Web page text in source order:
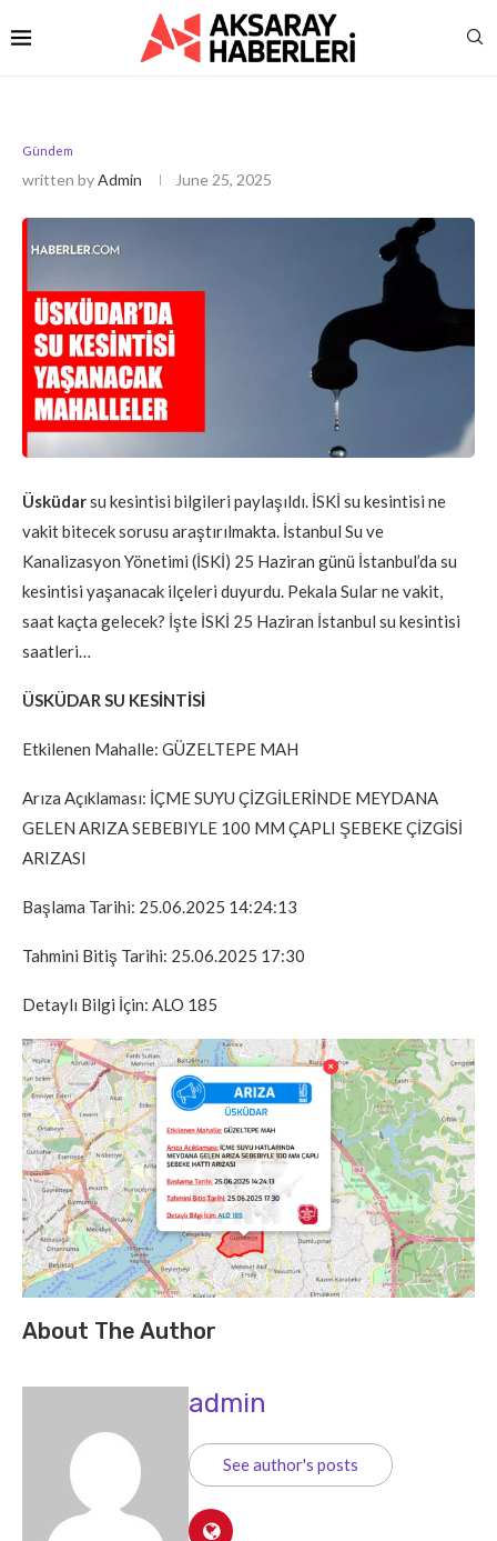
Gündem
written byAdmin June 25, 2025
Üsküdarsu kesintisi bilgileri paylaşıldı. İSKİ su kesintisi ne
vakit bitecek sorusu araştırılmakta. İstanbul Su ve
Kanalizasyon Yönetimi (İSKİ) 25 Haziran günü İstanbul’da su
kesintisi yaşanacak ilçeleri duyurdu. Pekala Sular ne vakit,
saat kaçta gelecek? İşte İSKİ 25 Haziran İstanbul su kesintisi
saatleri…
ÜSKÜDAR SU KESİNTİSİ
Etkilenen Mahalle: GÜZELTEPE MAH
Arıza Açıklaması: İÇME SUYU ÇİZGİLERİNDE MEYDANA
GELEN ARIZA SEBEBIYLE 100 MM ÇAPLI ŞEBEKE ÇİZGİSİ
ARIZASI
Başlama Tarihi: 25.06.2025 14:24:13
Tahmini Bitiş Tarihi: 25.06.2025 17:30
Detaylı Bilgi İçin: ALO 185
About The Author
admin
See author's posts